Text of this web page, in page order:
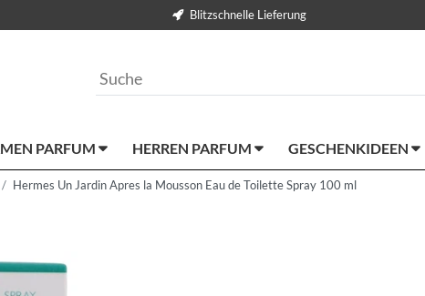
Blitzschnelle Lieferung
PARFUM HERREN PARFUM GESCHENKIDEEN
Hermes Un Jardin Apres la Mousson Eau de Toilette Spray 100 ml